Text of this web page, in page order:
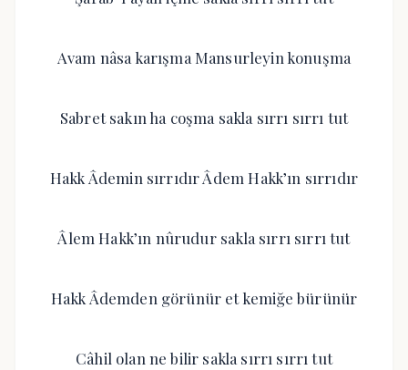
Avam nâsa karışma Mansurleyin konuşma
Sabret sakın ha coşma sakla sırrı sırrı tut
Hakk Âdemin sırrıdır Âdem Hakk’ın sırrıdır
Âlem Hakk’ın nûrudur sakla sırrı sırrı tut
Hakk Âdemden görünür et kemiğe bürünür
Câhil olan ne bilir sakla sırrı sırrı tut